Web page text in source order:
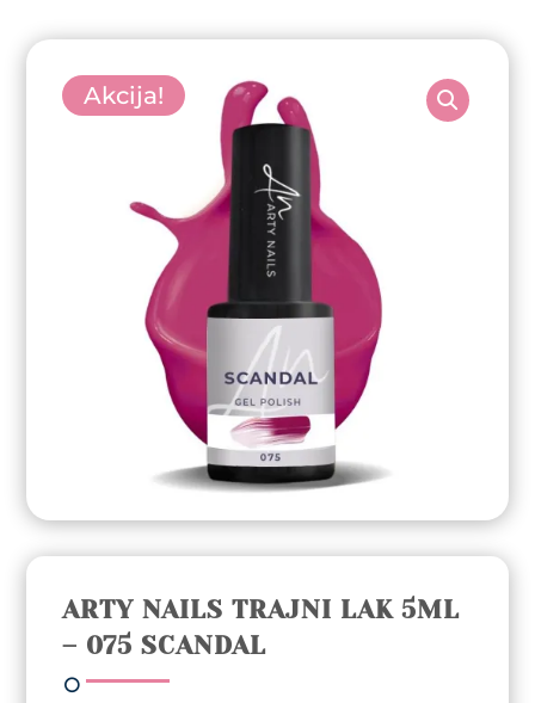
Akcija!
ARTY NAILS TRAJNI LAK 5ML
– 075 SCANDAL